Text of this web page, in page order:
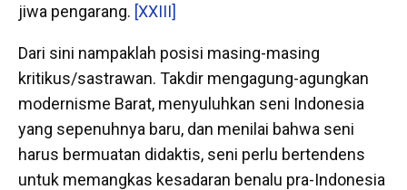
jiwa pengarang. [XXIII]
Dari sini nampaklah posisi masing-masing
kritikus/sastrawan. Takdir mengagung-agungkan
modernisme Barat, menyuluhkan seni Indonesia
yang sepenuhnya baru, dan menilai bahwa seni
harus bermuatan didaktis, seni perlu bertendens
untuk memangkas kesadaran benalu pra-Indonesia